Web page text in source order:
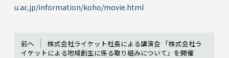
u.ac.jp/information/koho/movie.html
前へ
株式会社ライケット社長による講演会 「株式会社ラ
イケットによる地域創生に係る取り組みについて」を開催